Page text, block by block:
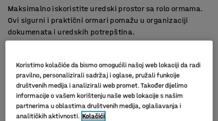
Maksimalno iskoristite uredski prostor sa rolo ormama.
Ovi sigurni i praktični ormari pomažu u organizaciji
dokumenata i uredskih potrepština.
Filter Sortiraj
3 proizvoda
Koristimo kolačiće da bismo omogućili našoj web lokaciji da radi
pravilno, personalizirali sadržaj i oglase, pružali funkcije
društvenih medija i analizirali web promet. Također dijelimo
informacije o vašem korištenju naše web lokacije s našim
partnerima u oblastima društvenih medija, oglašavanja i
analitičkih aktivnosti. Kolačići